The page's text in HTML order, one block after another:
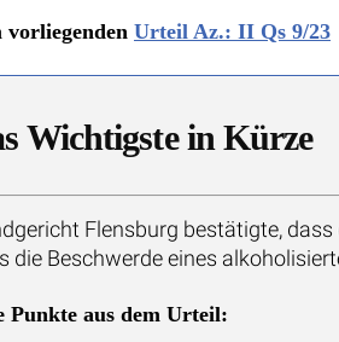
vorliegenden Urteil Az.: II Qs 9/23
Wichtigste in Kürze
Flensburg bestätigte,
die Beschwerde eines
Punkte aus dem Urteil: